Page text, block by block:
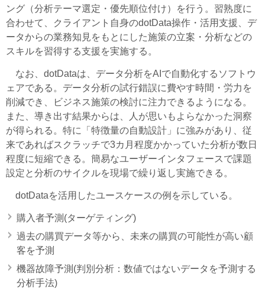
ング（分析テーマ選定・優先順位付け）を行う。習熟度に
合わせて、クライアント自身のdotData操作・活用支援、デ
ータからの業務知見をもとにした施策の立案・分析などの
スキルを習得する支援を実施する。
なお、dotDataは、データ分析をAIで自動化するソフトウ
ェアである。データ分析の試行錯誤に費やす時間・労力を
削減でき、ビジネス施策の検討に注力できるようになる。
また、導き出す結果からは、人が思いもよらなかった洞察
が得られる。特に「特徴量の自動設計」に強みがあり、従
来であればスクラッチで3カ月程度かかっていた分析が数日
程度に短縮できる。簡易なユーザーインタフェースで課題
設定と分析のサイクルを現場で繰り返し実施できる。
dotDataを活用したユースケースの例を示している。
購入者予測(ターゲティング)
過去の購買データ等から、未来の購買の可能性が高い顧
客を予測
機器故障予測(判別分析：数値ではないデータを予測する
分析手法)